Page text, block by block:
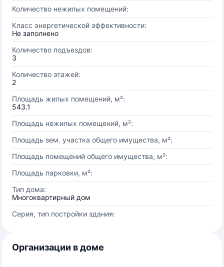
Количество нежилых помещений:
Класс энергетической эффективности:
Не заполнено
Количество подъездов:
3
Количество этажей:
2
Площадь жилых помещений, м²:
543.1
Площадь нежилых помещений, м²:
Площадь зем. участка общего имущества, м²:
Площадь помещений общего имущества, м²:
Площадь парковки, м²:
Тип дома:
Многоквартирный дом
Серия, тип постройки здания:
Организации в доме